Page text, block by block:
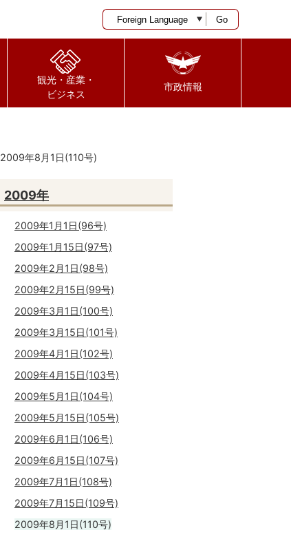
Go
観光・産業・
ビジネス
市政情報
2009年8月1日(110号)
2009年
2009年1月1日(96号)
2009年1月15日(97号)
2009年2月1日(98号)
2009年2月15日(99号)
2009年3月1日(100号)
2009年3月15日(101号)
2009年4月1日(102号)
2009年4月15日(103号)
2009年5月1日(104号)
2009年5月15日(105号)
2009年6月1日(106号)
2009年6月15日(107号)
2009年7月1日(108号)
2009年7月15日(109号)
2009年8月1日(110号)